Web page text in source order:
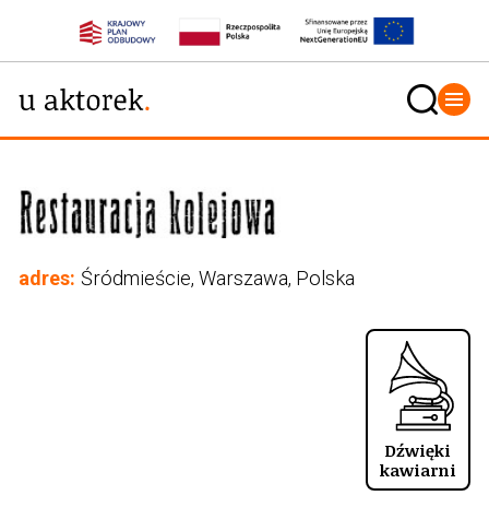
adres:Śródmieście, Warszawa, Polska
Dźwięki
kawiarni